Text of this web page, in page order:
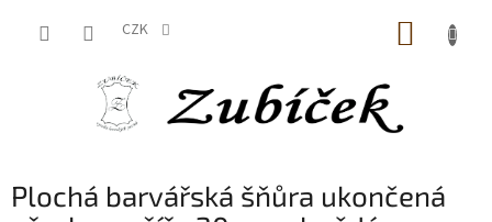
CZK
Plochá barvářská šňůra ukončená